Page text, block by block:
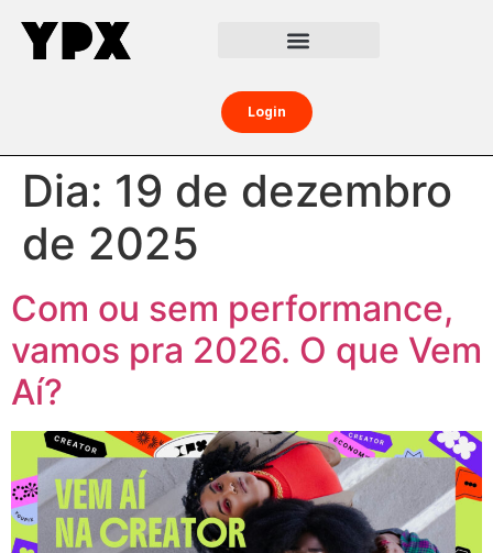
Login
Dia: 19 de dezembro
de 2025
Com ou sem performance,
vamos pra 2026. O que Vem
Aí?